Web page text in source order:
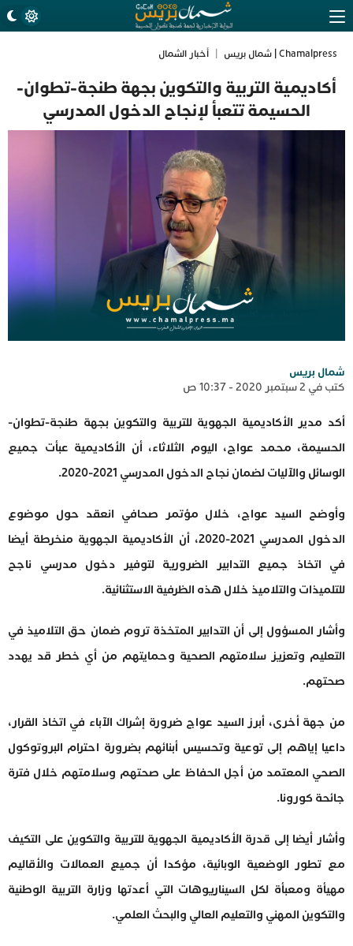
Chamalpress | شمال بريس أخبار الشمال
أكاديمية التربية والتكوين بجهة طنجة-تطوان-
الحسيمة تتعبأ لإنجاح الدخول المدرسي
شمال بريس
كتب في 2 سبتمبر 2020 - 10:37 ص
أكد مدير الأكاديمية الجهوية للتربية والتكوين بجهة طنجة-تطوان-
الحسيمة، محمد عواج، اليوم الثلاثاء، أن الأكاديمية عبأت جميع
الوسائل والآليات لضمان نجاح الدخول المدرسي 2021-2020.
وأوضح السيد عواج، خلال مؤتمر صحافي انعقد حول موضوع
الدخول المدرسي 2021-2020، أن الأكاديمية الجهوية منخرطة أيضا
في اتخاذ جميع التدابير الضرورية لتوفير دخول مدرسي ناجح
للتلميذات والتلاميذ خلال هذه الظرفية الاستثنائية.
وأشار المسؤول إلى أن التدابير المتخذة تروم ضمان حق التلاميذ في
التعليم وتعزيز سلامتهم الصحية وحمايتهم من أي خطر قد يهدد
صحتهم.
من جهة أخرى، أبرز السيد عواج ضرورة إشراك الآباء في اتخاذ القرار،
داعيا إياهم إلى توعية وتحسيس أبنائهم بضرورة احترام البروتوكول
الصحي المعتمد من أجل الحفاظ على صحتهم وسلامتهم خلال فترة
جائحة كورونا.
وأشار أيضا إلى قدرة الأكاديمية الجهوية للتربية والتكوين على التكيف
مع تطور الوضعية الوبائية، مؤكدا أن جميع العمالات والأقاليم
مهيأة ومعبأة لكل السيناريوهات التي أعدتها وزارة التربية الوطنية
والتكوين المهني والتعليم العالي والبحث العلمي.